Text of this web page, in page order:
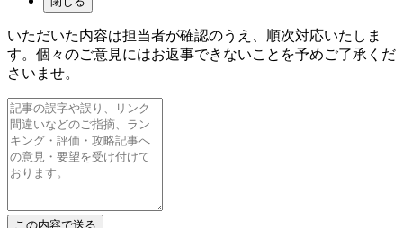
いただいた内容は担当者が確認のうえ、順次対応いたしま
す。個々のご意見にはお返事できないことを予めご了承くだ
さいませ。